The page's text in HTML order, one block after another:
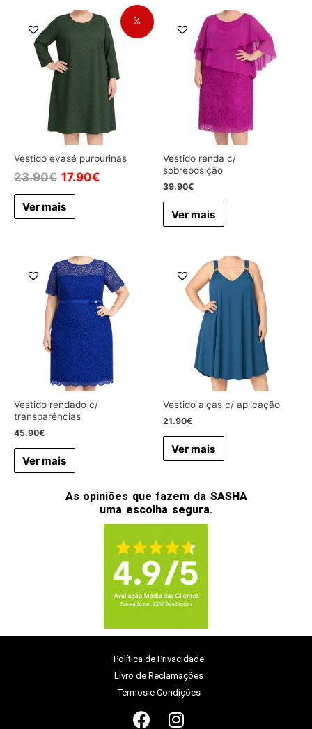
%
Vestido evasé purpurinas
23.90€ 17.90€
Ver mais
Vestido renda c/
sobreposição
39.90€
Ver mais
Vestido rendado c/
transparências
45.90€
Ver mais
Vestido alças c/ aplicação
21.90€
Ver mais
As opiniões que fazem da SASHA
uma escolha segura.
Política de Privacidade
Livro de Reclamações
Termos e Condições